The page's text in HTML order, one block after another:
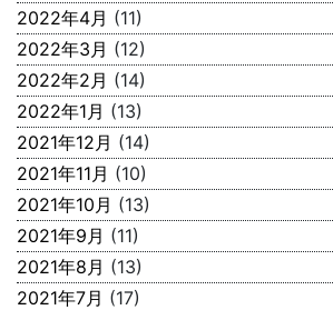
2022年4月 (11)
2022年3月 (12)
2022年2月 (14)
2022年1月 (13)
2021年12月 (14)
2021年11月 (10)
2021年10月 (13)
2021年9月 (11)
2021年8月 (13)
2021年7月 (17)